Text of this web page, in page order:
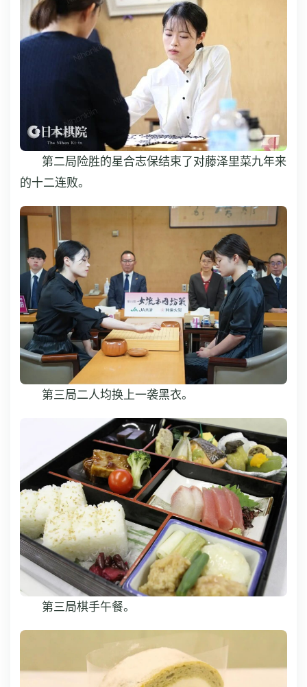
第二局险胜的星合志保结束了对藤泽里菜九年来
的十二连败。
第三局二人均换上一袭黑衣。
第三局棋手午餐。